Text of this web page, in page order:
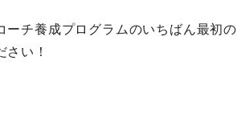
チ養成プログラムのいちばん最初の
い！